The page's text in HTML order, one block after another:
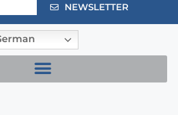
NEWSLETTER